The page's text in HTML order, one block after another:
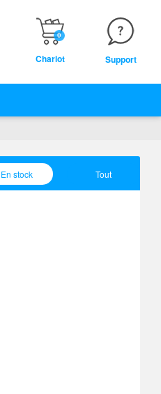
0
Chariot Support
En stock Tout